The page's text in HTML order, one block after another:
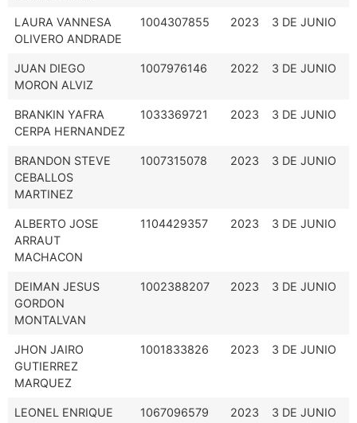
LAURA VANNESA
OLIVERO ANDRADE
1004307855 2023 3 DE JUNIO
JUAN DIEGO
MORON ALVIZ
1007976146 2022 3 DE JUNIO
BRANKIN YAFRA
CERPA HERNANDEZ
1033369721 2023 3 DE JUNIO
BRANDON STEVE
CEBALLOS
MARTINEZ
1007315078 2023 3 DE JUNIO
ALBERTO JOSE
ARRAUT
MACHACON
1104429357 2023 3 DE JUNIO
DEIMAN JESUS
GORDON
MONTALVAN
1002388207 2023 3 DE JUNIO
JHON JAIRO
GUTIERREZ
MARQUEZ
1001833826 2023 3 DE JUNIO
LEONEL ENRIQUE
1067096579 2023 3 DE JUNIO